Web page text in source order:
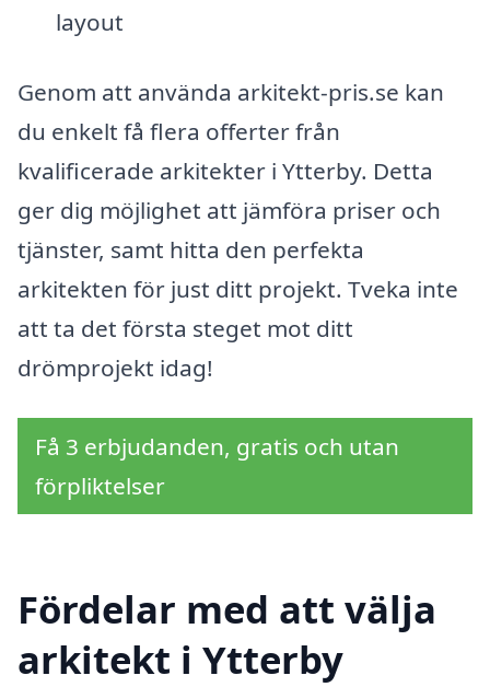
layout
Genom att använda arkitekt-pris.se kan
du enkelt få flera offerter från
kvalificerade arkitekter i Ytterby. Detta
ger dig möjlighet att jämföra priser och
tjänster, samt hitta den perfekta
arkitekten för just ditt projekt. Tveka inte
att ta det första steget mot ditt
drömprojekt idag!
Få 3 erbjudanden, gratis och utan
förpliktelser
Fördelar med att välja
arkitekt i Ytterby